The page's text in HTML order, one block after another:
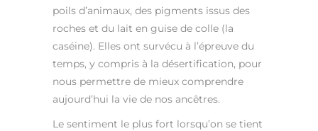
poils d’animaux, des pigments issus des
roches et du lait en guise de colle (la
caséine). Elles ont survécu à l’épreuve du
temps, y compris à la désertification, pour
nous permettre de mieux comprendre
aujourd’hui la vie de nos ancêtres.
Le sentiment le plus fort lorsqu’on se tient